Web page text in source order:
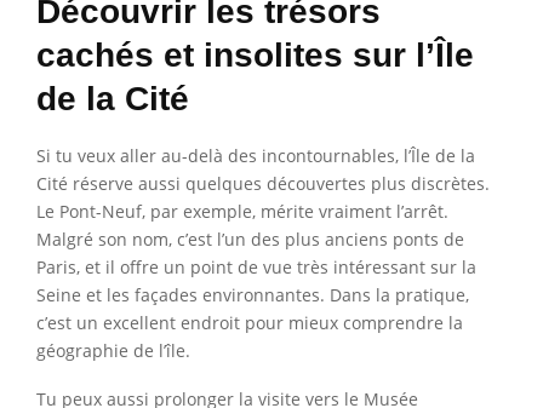
Découvrir les trésors
cachés et insolites sur l’Île
de la Cité
Si tu veux aller au-delà des incontournables, l’Île de la
Cité réserve aussi quelques découvertes plus discrètes.
Le Pont-Neuf, par exemple, mérite vraiment l’arrêt.
Malgré son nom, c’est l’un des plus anciens ponts de
Paris, et il offre un point de vue très intéressant sur la
Seine et les façades environnantes. Dans la pratique,
c’est un excellent endroit pour mieux comprendre la
géographie de l’île.
Tu peux aussi prolonger la visite vers le Musée